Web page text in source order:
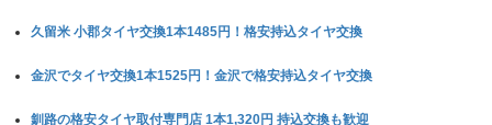
久留米 小郡タイヤ交換1本1485円！格安持込タイヤ交換
金沢でタイヤ交換1本1525円！金沢で格安持込タイヤ交換
釧路の格安タイヤ取付専門店 1本1,320円 持込交換も歓迎